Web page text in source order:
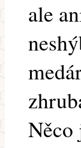
ale
Něco